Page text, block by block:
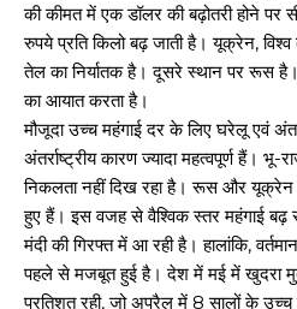
की कीमत में एक डॉलर की बढ़ोतरी होने
रुपये प्रति किलो बढ़ जाती है। यूक्रेन,
तेल का निर्यातक है। दूसरे स्थान पर रूस
का आयात करता है।
मौजूदा उच्च महंगाई दर के लिए घरेलू एवं
अंतर्राष्ट्रीय कारण ज्यादा महत्वपूर्ण हैं।
निकलता नहीं दिख रहा है। रूस और
हुए हैं। इस वजह से वैश्विक स्तर महंगाई बढ़
मंदी की गिरफ्त में आ रही है। हालांकि,
पहले से मजबूत हुई है। देश में मई में खुदरा
प्रतिशत रही, जो अप्रैल में 8 सालों के